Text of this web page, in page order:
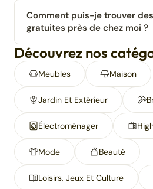
Comment puis-je trouver
gratuites près de chez moi ?
Découvrez nos
Meubles Maison
Jardin Et Extérieur
Électroménager
Mode Beauté
Loisirs, Jeux Et Culture